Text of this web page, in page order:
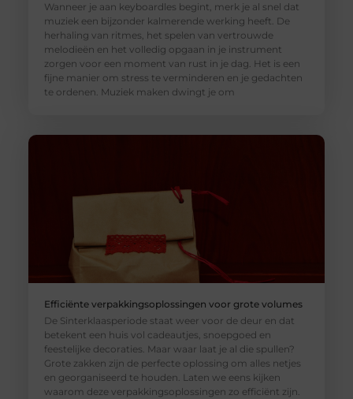
Wanneer je aan keyboardles begint, merk je al snel dat
muziek een bijzonder kalmerende werking heeft. De
herhaling van ritmes, het spelen van vertrouwde
melodieën en het volledig opgaan in je instrument
zorgen voor een moment van rust in je dag. Het is een
fijne manier om stress te verminderen en je gedachten
te ordenen. Muziek maken dwingt je om
Efficiënte verpakkingsoplossingen voor grote volumes
De Sinterklaasperiode staat weer voor de deur en dat
betekent een huis vol cadeautjes, snoepgoed en
feestelijke decoraties. Maar waar laat je al die spullen?
Grote zakken zijn de perfecte oplossing om alles netjes
en georganiseerd te houden. Laten we eens kijken
waarom deze verpakkingsoplossingen zo efficiënt zijn.